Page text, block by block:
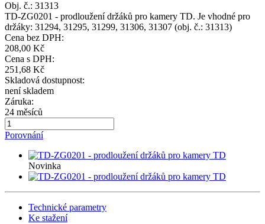
Obj. č.: 31313
TD-ZG0201 - prodloužení držáků pro kamery TD. Je vhodné pro
držáky: 31294, 31295, 31299, 31306, 31307 (obj. č.: 31313)
Cena bez DPH:
208,00 Kč
Cena s DPH:
251,68 Kč
Skladová dostupnost:
není skladem
Záruka:
24 měsíců
Porovnání
Novinka
Technické parametry
Ke stažení